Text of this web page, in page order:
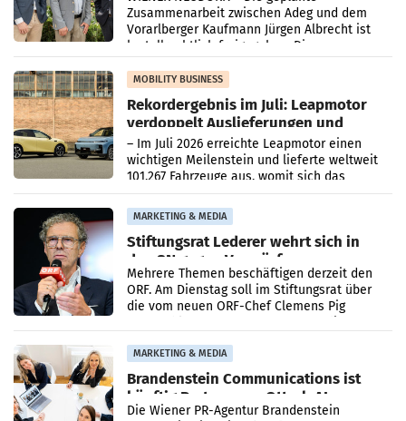
Zusammenarbeit zwischen Adeg und dem
Vorarlberger Kaufmann Jürgen Albrecht ist
kartellrechtlich freigegeben: Die
Bundeswettbewerbsbehörde und der
Bundeskartellanwalt
MOBILITY BUSINESS
Rekordergebnis im Juli: Leapmotor
verdoppelt Auslieferungen und
überschreitet die 100.000er-Marke
– Im Juli 2026 erreichte Leapmotor einen
wichtigen Meilenstein und lieferte weltweit
101.267 Fahrzeuge aus, womit sich das
Ergebnis gegenüber Juli 2025 mehr als
verdoppelte (+102
MARKETING & MEDIA
Stiftungsrat Lederer wehrt sich in
den SN gegen Vorwürfe
Mehrere Themen beschäftigen derzeit den
ORF. Am Dienstag soll im Stiftungsrat über
die vom neuen ORF-Chef Clemens Pig
MARKETING & MEDIA
Brandenstein Communications ist
künftig Partner von OtterlyAI
Die Wiener PR-Agentur Brandenstein